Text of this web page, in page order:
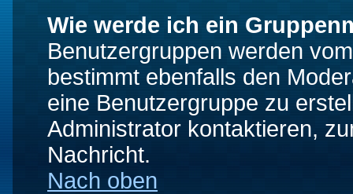
Wie werde ich ein
Benutzergruppen werden
bestimmt ebenfalls den
eine Benutzergruppe zu
Administrator kontaktieren,
Nachricht.
Nach oben